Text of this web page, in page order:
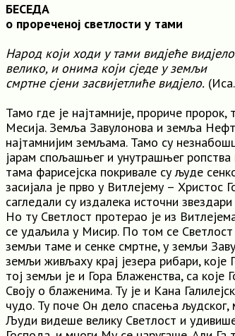
БЕСЕДА
о прореченој светлости у тами
Народ који ходи у тами видјеће видјело
велико, и онима који сједе у земљи
смртне сјени засвијетлиће видјело.
Тамо где је најтамније, прориче
Месија. Земља Завулонова и земља
најтамнијим земљама. Тамо су
јарам спољашњег и унутрашњег
тама фарисејска покривале су људе
засијала је прво у Витлејему – Христос
сагледали су издалека источни
Но ту Светлост протерао је из
се удаљила у Мисир. По том се Светлост
земљи таме и сенке смртне, у земљи
земљи живљаху крај језера рибари, које
тој земљи је и Гора Блаженства, са које
Своју о блаженима. Ту је и Кана
чудо. Ту поче Он дело спасења
Људи видеше велику Светлост и